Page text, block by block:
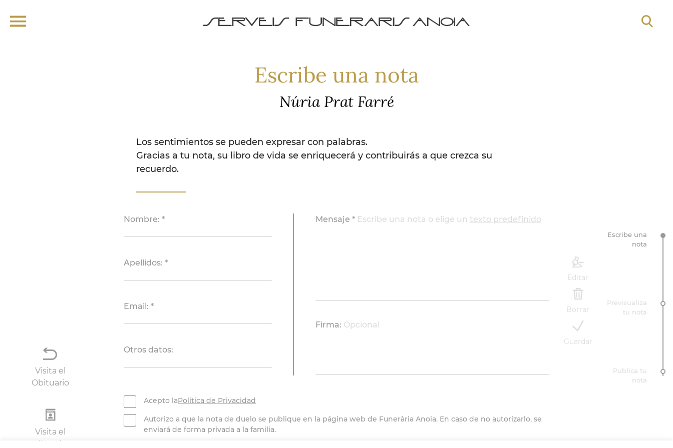
Escribe una nota
Núria Prat Farré
Los sentimientos se pueden expresar con palabras.
Gracias a tu nota, su libro de vida se enriquecerá y contribuirás a que crezca su
recuerdo.
Nombre: *
Apellidos: *
Email: *
Otros datos:
Mensaje *Escribe una nota o elige un texto predefinido
Firma: Opcional
Acepto laPolítica de Privacidad
Autorizo a que la nota de duelo se publique en la página web de Funerària Anoia. En caso de no autorizarlo, se
enviará de forma privada a la familia.
Editar
Borrar
Guardar
Escribe una
nota
Previsualiza
tu nota
Publica tu
nota
Visita el
Obituario
Visita el
Libro de